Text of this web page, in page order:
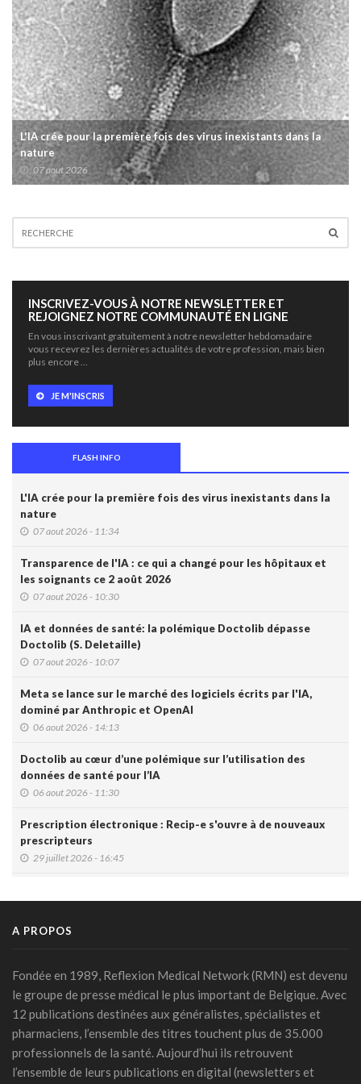
la première fois des virus inexistants dans la
soignants ce
07 aout 2026
INSCRIVEZ-VOUS À NOTRE NEWSLETTER ET
REJOIGNEZ NOTRE COMMUNAUTÉ EN LIGNE
En vous inscrivant gratuitement à notre newsletter hebdomadaire
vous recevrez les dernières actualités de votre profession, mais bien
plus encore …
JE M'INSCRIS
FLASH INFO
L'IA crée pour la première fois des virus inexistants dans la
nature
07 aout 2026 - 11:34
Transparence de l'IA : ce qui a changé pour les hôpitaux et
les soignants ce 2 août 2026
07 aout 2026 - 10:30
IA et données de santé: la polémique Doctolib dépasse
Doctolib (S. Deletaille)
07 aout 2026 - 10:07
Meta se lance sur le marché des logiciels écrits par l'IA,
dominé par Anthropic et OpenAI
06 aout 2026 - 14:13
Doctolib au cœur d’une polémique sur l’utilisation des
données de santé pour l’IA
06 aout 2026 - 11:30
Prescription électronique : Recip-e s'ouvre à de nouveaux
prescripteurs
29 juillet 2026 - 16:45
médicaux arrive
24 juillet 2026 - 09:14
France: le Parlement interdit les réseaux sociaux aux moins
de 15 ans, première en Europe
21 juillet 2026 - 20:39
A PROPOS
Fondée en 1989, Reflexion Medical Network (RMN) est devenu
le groupe de presse médical le plus important de Belgique. Avec
12 publications destinées aux généralistes, spécialistes et
pharmaciens, l’ensemble des titres touchent plus de 35.000
professionnels de la santé. Aujourd’hui ils retrouvent
l’ensemble de leurs publications en digital (newsletters et